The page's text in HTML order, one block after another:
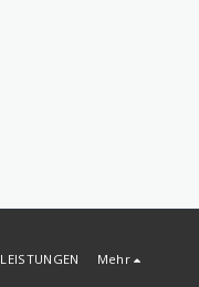
LEISTUNGEN Mehr